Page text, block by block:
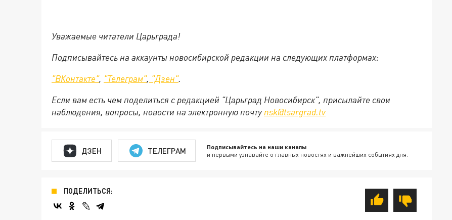
Уважаемые читатели Царьграда!
Подписывайтесь на аккаунты новосибирской редакции на следующих платформах:
"ВКонтакте", "Телеграм", "Дзен".
Если вам есть чем поделиться с редакцией "Царьград Новосибирск", присылайте свои
наблюдения, вопросы, новости на электронную почту nsk@tsargrad.tv
ДЗЕН ТЕЛЕГРАМ Подписывайтесь на наши каналы
и первыми узнавайте о главных новостях и важнейших событиях дня.
ПОДЕЛИТЬСЯ: